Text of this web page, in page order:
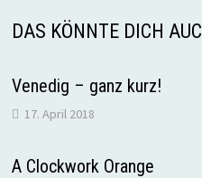
DAS KÖNNTE DICH
Venedig – ganz kurz!
17. April 2018
A Clockwork Orange